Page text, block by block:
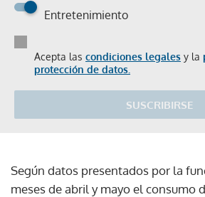
Entretenimiento
Acepta las condiciones legales y la
protección de datos.
SUSCRIBIRSE
Según datos presentados por la
meses de abril y mayo el consumo